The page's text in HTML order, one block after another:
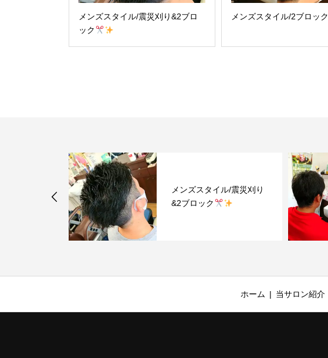
メンズスタイル/震災刈り&2ブロ
ック
メンズスタイル/2ブロック
メンズスタイル/震災刈り
&2ブロック
ホーム 当サロン紹介